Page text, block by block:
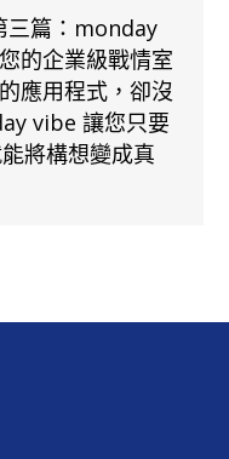
三篇：monday
的企業級戰情室
應用程式，卻沒
vibe 讓您只要
將構想變成真